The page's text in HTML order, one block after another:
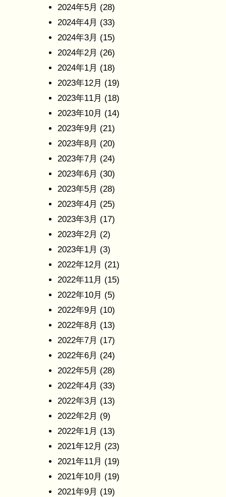
2024年5月 (28)
2024年4月 (33)
2024年3月 (15)
2024年2月 (26)
2024年1月 (18)
2023年12月 (19)
2023年11月 (18)
2023年10月 (14)
2023年9月 (21)
2023年8月 (20)
2023年7月 (24)
2023年6月 (30)
2023年5月 (28)
2023年4月 (25)
2023年3月 (17)
2023年2月 (2)
2023年1月 (3)
2022年12月 (21)
2022年11月 (15)
2022年10月 (5)
2022年9月 (10)
2022年8月 (13)
2022年7月 (17)
2022年6月 (24)
2022年5月 (28)
2022年4月 (33)
2022年3月 (13)
2022年2月 (9)
2022年1月 (13)
2021年12月 (23)
2021年11月 (19)
2021年10月 (19)
2021年9月 (19)